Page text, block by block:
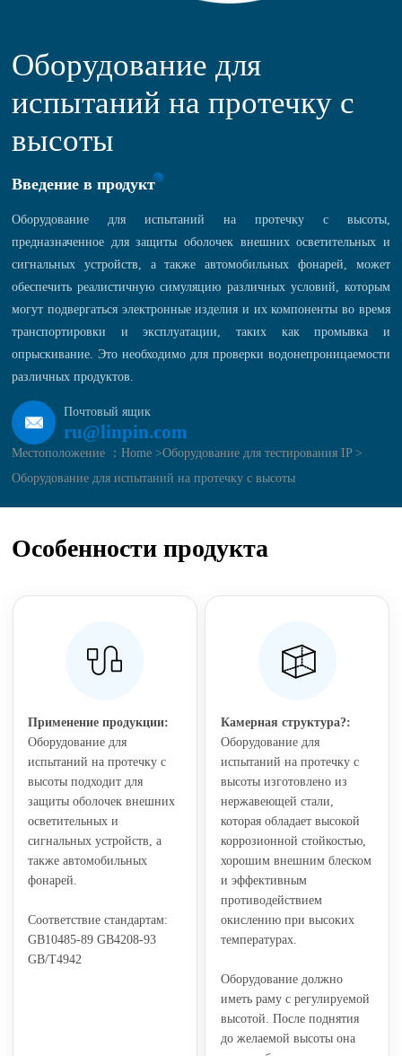
Оборудование для
испытаний на протечку с
высоты
Введение в продукт
Оборудование для испытаний на протечку с высоты,
предназначенное для защиты оболочек внешних осветительных и
сигнальных устройств, а также автомобильных фонарей, может
обеспечить реалистичную симуляцию различных условий, которым
могут подвергаться электронные изделия и их компоненты во время
транспортировки и эксплуатации, таких как промывка и
опрыскивание. Это необходимо для проверки водонепроницаемости
различных продуктов.
Почтовый ящик
ru@linpin.com
Местоположение ：Home >Оборудование для тестирования IP >
Оборудование для испытаний на протечку с высоты
Особенности продукта
Применение продукции:
Оборудование для
испытаний на протечку с
высоты подходит для
защиты оболочек внешних
осветительных и
сигнальных устройств, а
также автомобильных
фонарей.
Соответствие стандартам:
GB10485-89 GB4208-93
GB/T4942
Камерная структура?:
Оборудование для
испытаний на протечку с
высоты изготовлено из
нержавеющей стали,
которая обладает высокой
коррозионной стойкостью,
хорошим внешним блеском
и эффективным
противодействием
окислению при высоких
температурах.
Оборудование должно
иметь раму с регулируемой
высотой. После поднятия
до желаемой высоты она